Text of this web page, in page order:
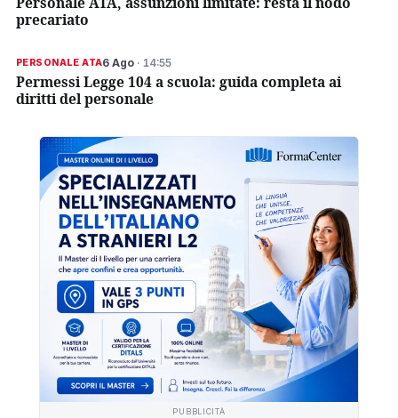
precariato
PERSONALE ATA6 Ago · 14:55
Permessi Legge 104 a scuola: guida completa ai
diritti del personale
PUBBLICITÀ